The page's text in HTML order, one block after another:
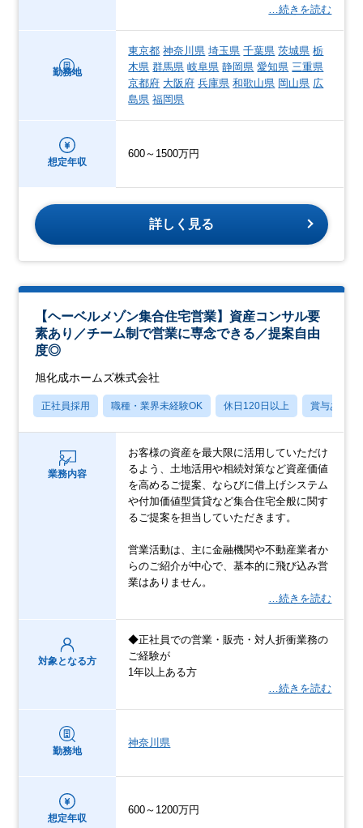
…続きを読む
勤務地
東京都 神奈川県 埼玉県 千葉県 茨城県 栃
木県 群馬県 岐阜県 静岡県 愛知県 三重県
京都府 大阪府 兵庫県 和歌山県 岡山県 広
島県 福岡県
想定年収
600～1500万円
詳しく見る
【ヘーベルメゾン集合住宅営業】資産コンサル要
素あり／チーム制で営業に専念できる／提案自由
度◎
旭化成ホームズ株式会社
正社員採用 職種・業界未経験OK 休日120日以上 賞与あり
業務内容
お客様の資産を最大限に活用していただけ
るよう、土地活用や相続対策など資産価値
を高めるご提案、ならびに借上げシステム
や付加価値型賃貸など集合住宅全般に関す
るご提案を担当していただきます。
営業活動は、主に金融機関や不動産業者か
らのご紹介が中心で、基本的に飛び込み営
業はありません。
…続きを読む
対象となる方
◆正社員での営業・販売・対人折衝業務の
ご経験が
1年以上ある方
…続きを読む
勤務地
神奈川県
想定年収
600～1200万円